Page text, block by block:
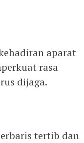
aparat
rasa
dijaga.
tertib dan